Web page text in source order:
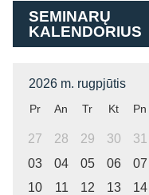
SEMINARŲ
KALENDORIUS
2026 m. rugpjūtis
Pr An Tr Kt Pn
27 28 29 30 31
03
04 05 06 07
10
11 12 13 14